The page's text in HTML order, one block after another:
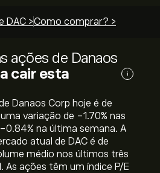
DAC >Como comprar? >
ações de Danaos
cair esta
i
Danaos Corp hoje é de
variação de ‎-1.70‎% nas
na última semana. A
atual de DAC é de
médio nos últimos três
As ações têm um índice P/E